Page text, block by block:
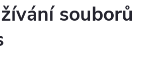
souborů